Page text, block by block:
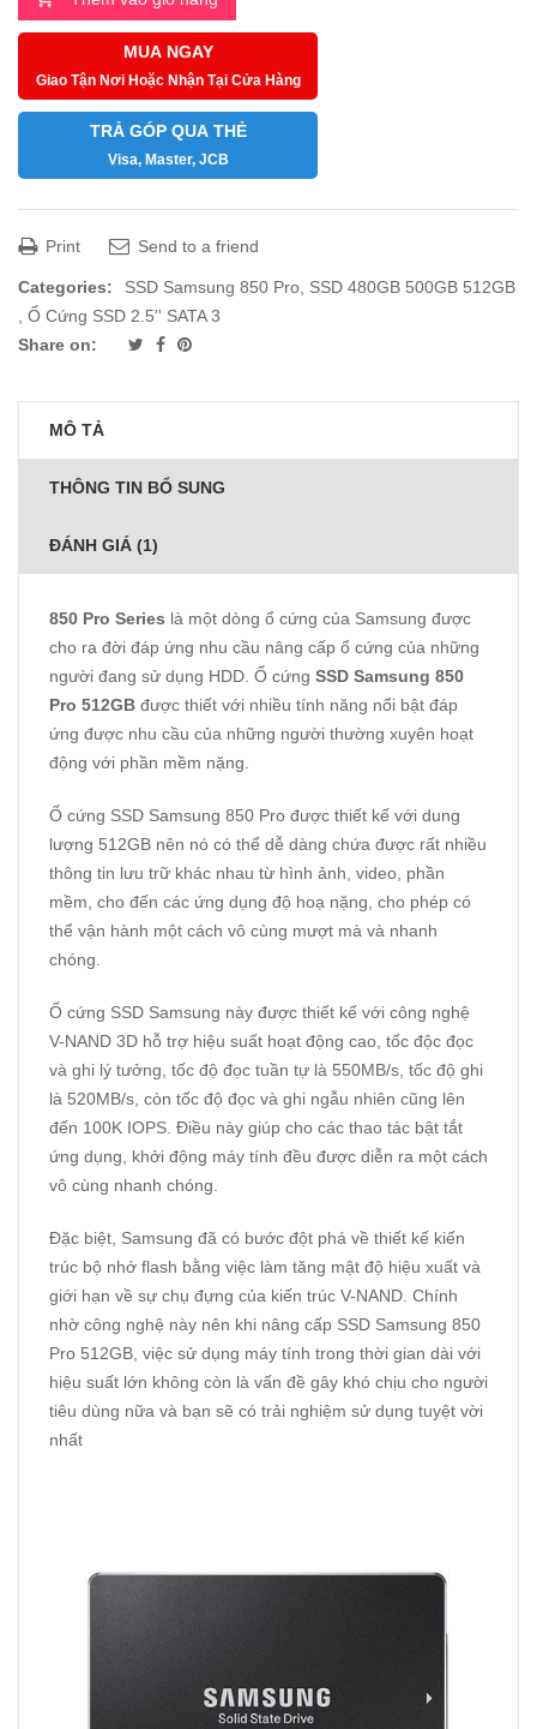
MUA NGAY
Giao Tận Nơi Hoặc Nhận Tại Cửa Hàng
TRẢ GÓP QUA THẺ
Visa, Master, JCB
Print Send to a friend
Categories: SSD Samsung 850 Pro, SSD 480GB 500GB 512GB
, Ổ Cứng SSD 2.5'' SATA 3
Share on:
MÔ TẢ
THÔNG TIN BỔ SUNG
ĐÁNH GIÁ (1)
850 Pro Series là một dòng ổ cứng của Samsung được
cho ra đời đáp ứng nhu cầu nâng cấp ổ cứng của những
người đang sử dụng HDD. Ổ cứng SSD Samsung 850
Pro 512GB được thiết với nhiều tính năng nổi bật đáp
ứng được nhu cầu của những người thường xuyên hoạt
động với phần mềm nặng.
Ổ cứng SSD Samsung 850 Pro được thiết kế với dung
lượng 512GB nên nó có thể dễ dàng chứa được rất nhiều
thông tin lưu trữ khác nhau từ hình ảnh, video, phần
mềm, cho đến các ứng dụng độ hoạ nặng, cho phép có
thể vận hành một cách vô cùng mượt mà và nhanh
chóng.
Ổ cứng SSD Samsung này được thiết kế với công nghệ
V-NAND 3D hỗ trợ hiệu suất hoạt động cao, tốc độc đọc
và ghi lý tưởng, tốc độ đọc tuần tự là 550MB/s, tốc độ ghi
là 520MB/s, còn tốc độ đọc và ghi ngẫu nhiên cũng lên
đến 100K IOPS. Điều này giúp cho các thao tác bật tắt
ứng dụng, khởi động máy tính đều được diễn ra một cách
vô cùng nhanh chóng.
Đặc biệt, Samsung đã có bước đột phá về thiết kế kiến
trúc bộ nhớ flash bằng việc làm tăng mật độ hiệu xuất và
giới hạn về sự chụ đựng của kiến trúc V-NAND. Chính
nhờ công nghệ này nên khi nâng cấp SSD Samsung 850
Pro 512GB, việc sử dụng máy tính trong thời gian dài với
hiệu suất lớn không còn là vấn đề gây khó chịu cho người
tiêu dùng nữa và bạn sẽ có trải nghiệm sử dụng tuyệt vời
nhất